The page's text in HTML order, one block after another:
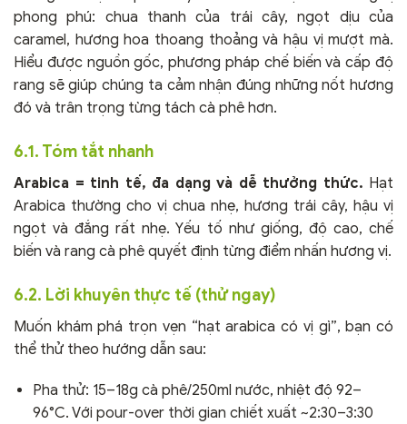
phong phú: chua thanh của trái cây, ngọt dịu của
caramel, hương hoa thoang thoảng và hậu vị mượt mà.
Hiểu được nguồn gốc, phương pháp chế biến và cấp độ
rang sẽ giúp chúng ta cảm nhận đúng những nốt hương
đó và trân trọng từng tách cà phê hơn.
6.1. Tóm tắt nhanh
Arabica = tinh tế, đa dạng và dễ thưởng thức. Hạt
Arabica thường cho vị chua nhẹ, hương trái cây, hậu vị
ngọt và đắng rất nhẹ. Yếu tố như giống, độ cao, chế
biến và rang cà phê quyết định từng điểm nhấn hương vị.
6.2. Lời khuyên thực tế (thử ngay)
Muốn khám phá trọn vẹn “hạt arabica có vị gì”, bạn có
thể thử theo hướng dẫn sau:
Pha thử: 15–18g cà phê/250ml nước, nhiệt độ 92–
96°C. Với pour-over thời gian chiết xuất ~2:30–3:30